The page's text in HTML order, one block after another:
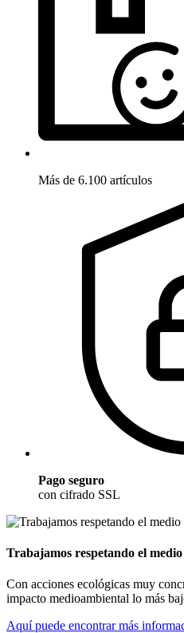
Más de 6.100 artículos
Pago seguro
con cifrado SSL
Trabajamos respetando el
Con acciones ecológicas muy
impacto medioambiental lo más
Aquí puede encontrar más